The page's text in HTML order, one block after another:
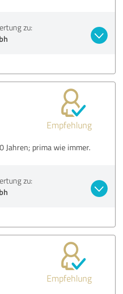
zu:
Empfehlung
Jahren; prima wie immer.
zu:
Empfehlung